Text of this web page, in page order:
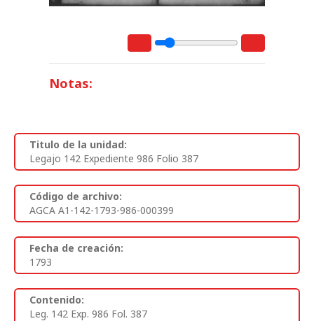
Notas:
Titulo de la unidad:
Legajo 142 Expediente 986 Folio 387
Código de archivo:
AGCA A1-142-1793-986-000399
Fecha de creación:
1793
Contenido:
Leg. 142 Exp. 986 Fol. 387